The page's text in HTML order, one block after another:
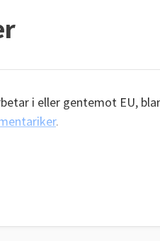
i eller gentemot EU,
.